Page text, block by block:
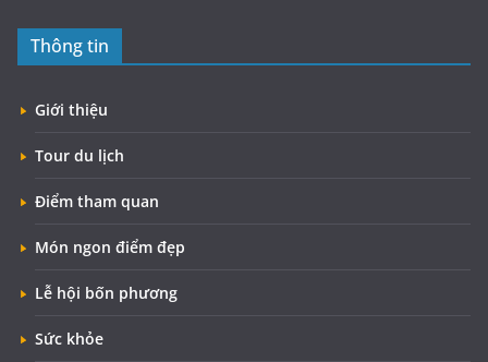
Thông tin
Giới thiệu
Tour du lịch
Điểm tham quan
Món ngon điểm đẹp
Lễ hội bốn phương
Sức khỏe